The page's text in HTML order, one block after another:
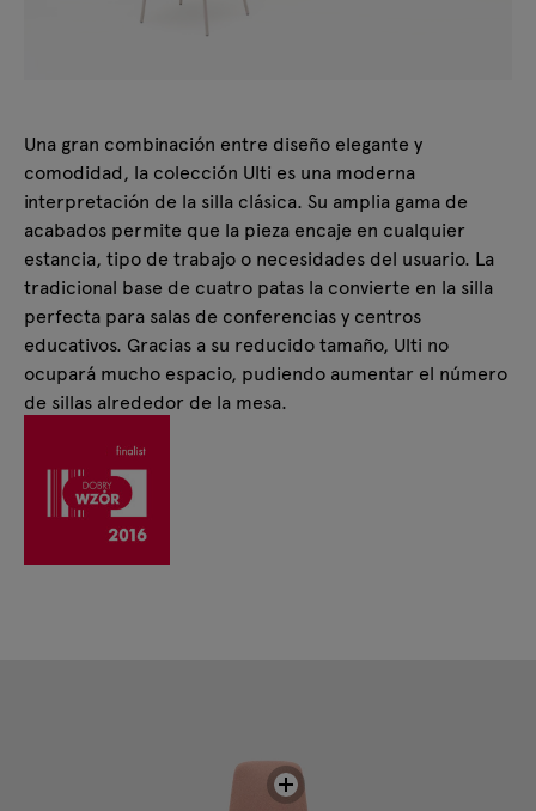
Una gran combinación entre diseño elegante y
comodidad, la colección Ulti es una moderna
interpretación de la silla clásica. Su amplia gama de
acabados permite que la pieza encaje en cualquier
estancia, tipo de trabajo o necesidades del usuario. La
tradicional base de cuatro patas la convierte en la silla
perfecta para salas de conferencias y centros
educativos. Gracias a su reducido tamaño, Ulti no
ocupará mucho espacio, pudiendo aumentar el número
de sillas alrededor de la mesa.